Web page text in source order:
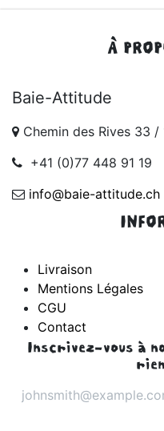
À
Baie-Attitude
Chemin des Rives 33 /
+41 (0)77 448 91 19
info@baie-attitude.ch
Livraison
Mentions Légales
CGU
Contact
Inscrivez-vous à